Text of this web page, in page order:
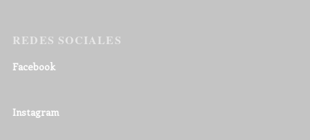
REDES SOCIALES
Facebook
Instagram